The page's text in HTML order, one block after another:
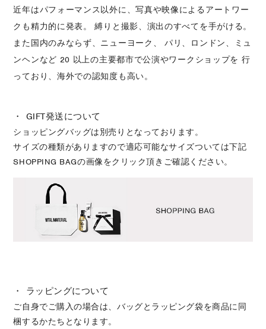
近年はパフォーマンス以外に、写真や映像によるアートワー
クも精力的に発表。 縛りと撮影、演出のすべてを手がける。
また国内のみならず、ニューヨーク、 パリ、ロンドン、ミュ
ンヘンなど 20 以上の主要都市で公演やワークショップを 行
っており、海外での認知度も高い。
・ GIFT発送について
ショッピングバッグは別売りとなっております。
サイズの種類がありますので適応可能なサイズついては下記
SHOPPING BAGの画像をクリック頂きご確認ください。
・ ラッピングについて
ご自身でご購入の場合は、バッグとラッピング袋を商品に同
梱するかたちとなります。